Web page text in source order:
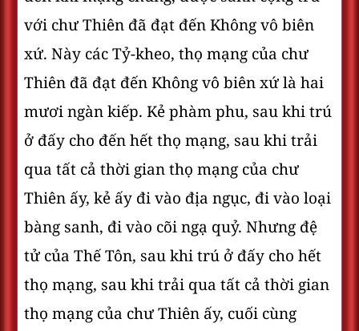
với chư Thiên đã đạt đến Không vô biên
xứ. Này các Tỷ-kheo, thọ mạng của chư
Thiên đã đạt đến Không vô biên xứ là hai
mươi ngàn kiếp. Kẻ phàm phu, sau khi trú
ở đấy cho đến hết thọ mạng, sau khi trải
qua tất cả thời gian thọ mạng của chư
Thiên ấy, kẻ ấy đi vào địa ngục, đi vào loại
bàng sanh, đi vào cõi ngạ quỷ. Nhưng đệ
tử của Thế Tôn, sau khi trú ở đấy cho hết
thọ mạng, sau khi trải qua tất cả thời gian
thọ mạng của chư Thiên ấy, cuối cùng